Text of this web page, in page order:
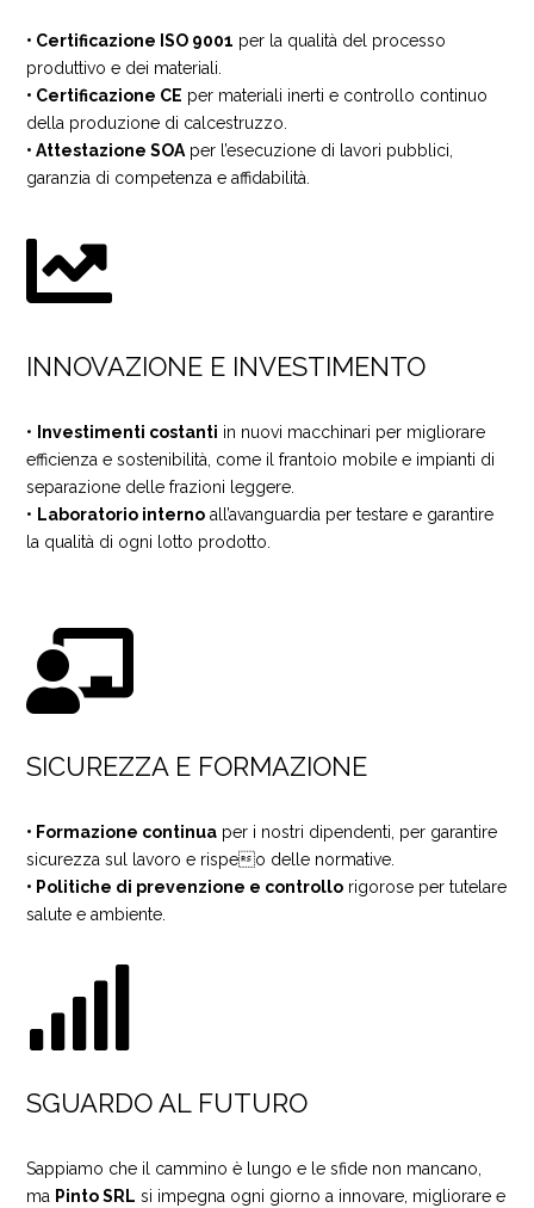
• Certificazione ISO 9001 per la qualità del processo
produttivo e dei materiali.
• Certificazione CE per materiali inerti e controllo continuo
della produzione di calcestruzzo.
• Attestazione SOA per l’esecuzione di lavori pubblici,
garanzia di competenza e affidabilità.

INNOVAZIONE E INVESTIMENTO
• Investimenti costanti in nuovi macchinari per migliorare
efficienza e sostenibilità, come il frantoio mobile e impianti di
separazione delle frazioni leggere.
• Laboratorio interno all’avanguardia per testare e garantire
la qualità di ogni lotto prodotto.

SICUREZZA E FORMAZIONE
• Formazione continua per i nostri dipendenti, per garantire
sicurezza sul lavoro e rispeo delle normative.
• Politiche di prevenzione e controllo rigorose per tutelare
salute e ambiente.

SGUARDO AL FUTURO
Sappiamo che il cammino è lungo e le sfide non mancano,
ma Pinto SRL si impegna ogni giorno a innovare, migliorare e